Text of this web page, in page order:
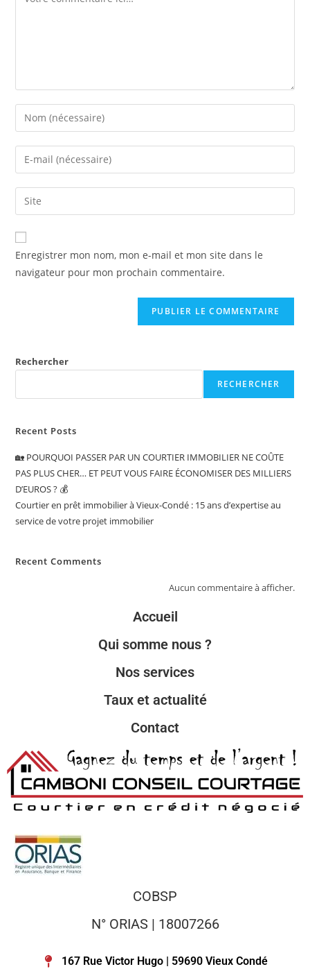
Enregistrer mon nom, mon e-mail et mon site dans le
navigateur pour mon prochain commentaire.
Rechercher
RECHERCHER
Recent Posts
🏡 POURQUOI PASSER PAR UN COURTIER IMMOBILIER NE COÛTE
PAS PLUS CHER… ET PEUT VOUS FAIRE ÉCONOMISER DES MILLIERS
D’EUROS ? 💰
Courtier en prêt immobilier à Vieux-Condé : 15 ans d’expertise au
service de votre projet immobilier
Recent Comments
Aucun commentaire à afficher.
Accueil
Qui somme nous ?
Nos services
Taux et actualité
Contact
COBSP
N° ORIAS | 18007266
167 Rue Victor Hugo | 59690 Vieux Condé